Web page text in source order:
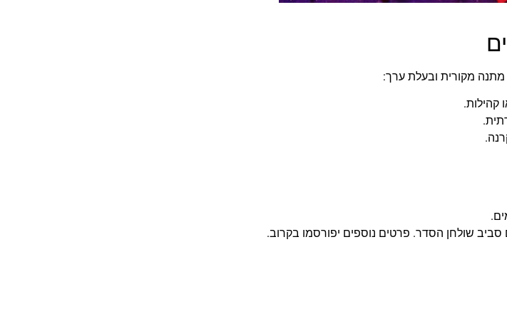
מקורית ובעלת ערך:
קהילות.
שולחן הסדר. פרטים נוספים יפורסמו בקרוב.